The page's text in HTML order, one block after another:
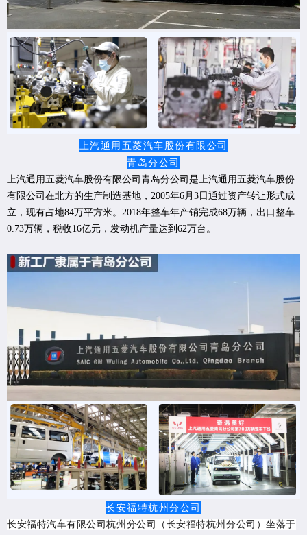
上汽通用五菱汽车股份有限公司
青岛分公司
上汽通用五菱汽车股份有限公司青岛分公司是上汽通用五菱汽车股份
有限公司在北方的生产制造基地，2005年6月3日通过资产转让形式成
立，现有占地84万平方米。2018年整车年产销完成68万辆，出口整车
0.73万辆，税收16亿元，发动机产量达到62万台。
长安福特杭州分公司
长安福特汽车有限公司杭州分公司（长安福特杭州分公司）坐落于